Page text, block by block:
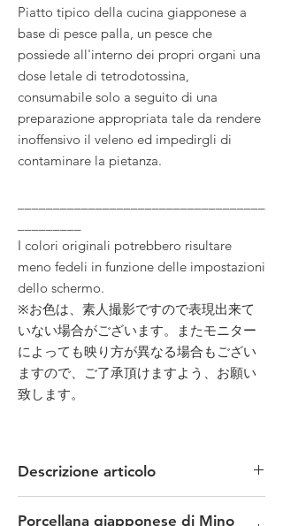
Piatto tipico della cucina giapponese a
base di pesce palla, un pesce che
possiede all'interno dei propri organi una
dose letale di tetrodotossina,
consumabile solo a seguito di una
preparazione appropriata tale da rendere
inoffensivo il veleno ed impedirgli di
contaminare la pietanza.
I colori originali potrebbero risultare
meno fedeli in funzione delle impostazioni
dello schermo.
※お色は、素人撮影ですので表現出来て
いない場合がございます。またモニター
によっても映り方が異なる場合もござい
ますので、ご了承頂けますよう、お願い
致します。
Descrizione articolo
TECNICA: serigrafia
Porcellana giapponese di Mino